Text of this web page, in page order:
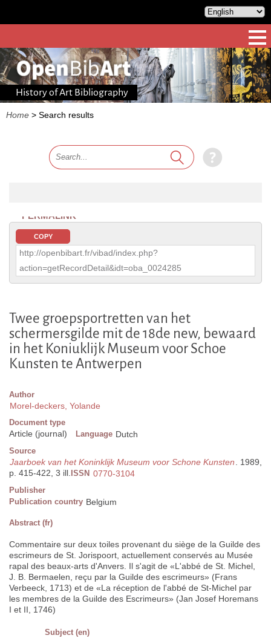
History of Art Bibliography
Home > Search results
PERMALINK
COPY
http://openbibart.fr/vibad/index.php?
action=getRecordDetail&idt=oba_0024285
Twee groepsportretten van het
schermersgilde mit de 18de new, bewaard
in het Koniuklijk Museum voor Schoe
Kunsten te Antwerpen
Author
Morel-deckers, Yolande
Document type
Article (journal) Language Dutch
Source
Jaarboek van het Koninklijk Museum voor Schone Kunsten. 1989,
p. 415-422, 3 ill. ISSN 0770-3104
Publisher
Publication country Belgium
Abstract (fr)
Commentaire sur deux toiles provenant du siège de la Guilde des
escrimeurs de St. Jorispoort, actuellement conservés au Musée
rapal des beaux-arts d'Anvers. Il s'agit de «L'abbé de St. Michel,
J. B. Bermaelen, reçu par la Guilde des escrimeurs» (Frans
Verbeeck, 1713) et de «La réception de l'abbé de St-Michel par
les membres de la Guilde des Escrimeurs» (Jan Josef Horemans
I et II, 1746)
Subject (en)